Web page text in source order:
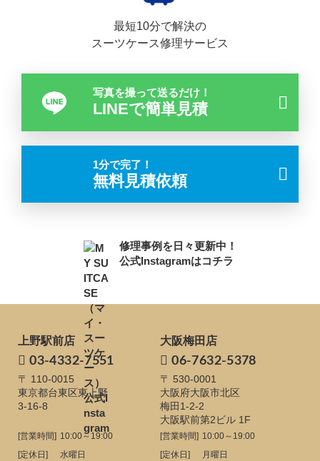
最短10分で解決の
スーツケース修理サービス
写真を撮って送るだけ！
LINEで簡単見積
1分で完了！
無料見積依頼
修理事例を日々更新中！
公式Instagramはコチラ
上野駅前店
03-4332-7551
〒 110-0015
東京都台東区東上野
3-16-8
[営業時間] 10:00～19:00
[定休日]
水曜日
大阪梅田店
06-7632-5378
〒 530-0001
大阪府大阪市北区
梅田1-2-2
大阪駅前第2ビル 1F
[営業時間] 10:00～19:00
[定休日]
月曜日